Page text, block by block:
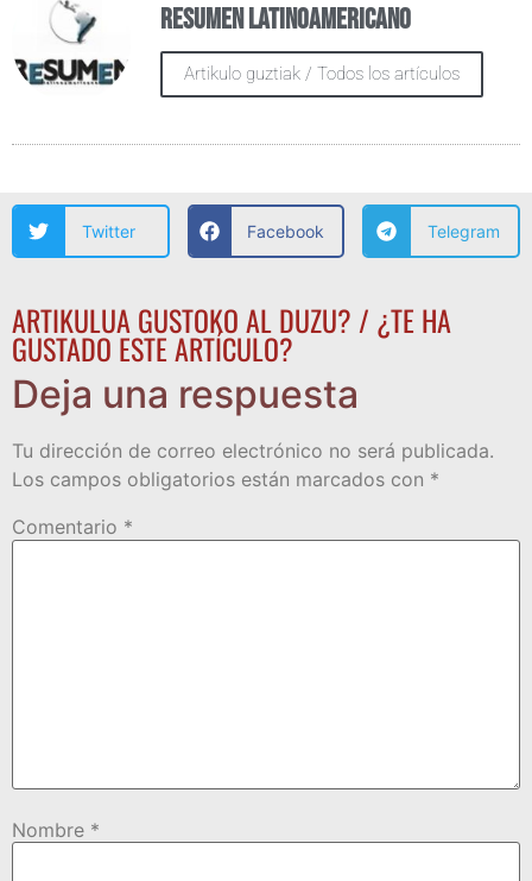
Resumen Latinoamericano
Artikulo guztiak / Todos los artículos
Twitter Facebook Telegram
ARTIKULUA GUSTOKO AL DUZU? / ¿TE HA
GUSTADO ESTE ARTÍCULO?
Deja una respuesta
Tu dirección de correo electrónico no será publicada.
Los campos obligatorios están marcados con *
Comentario *
Nombre *